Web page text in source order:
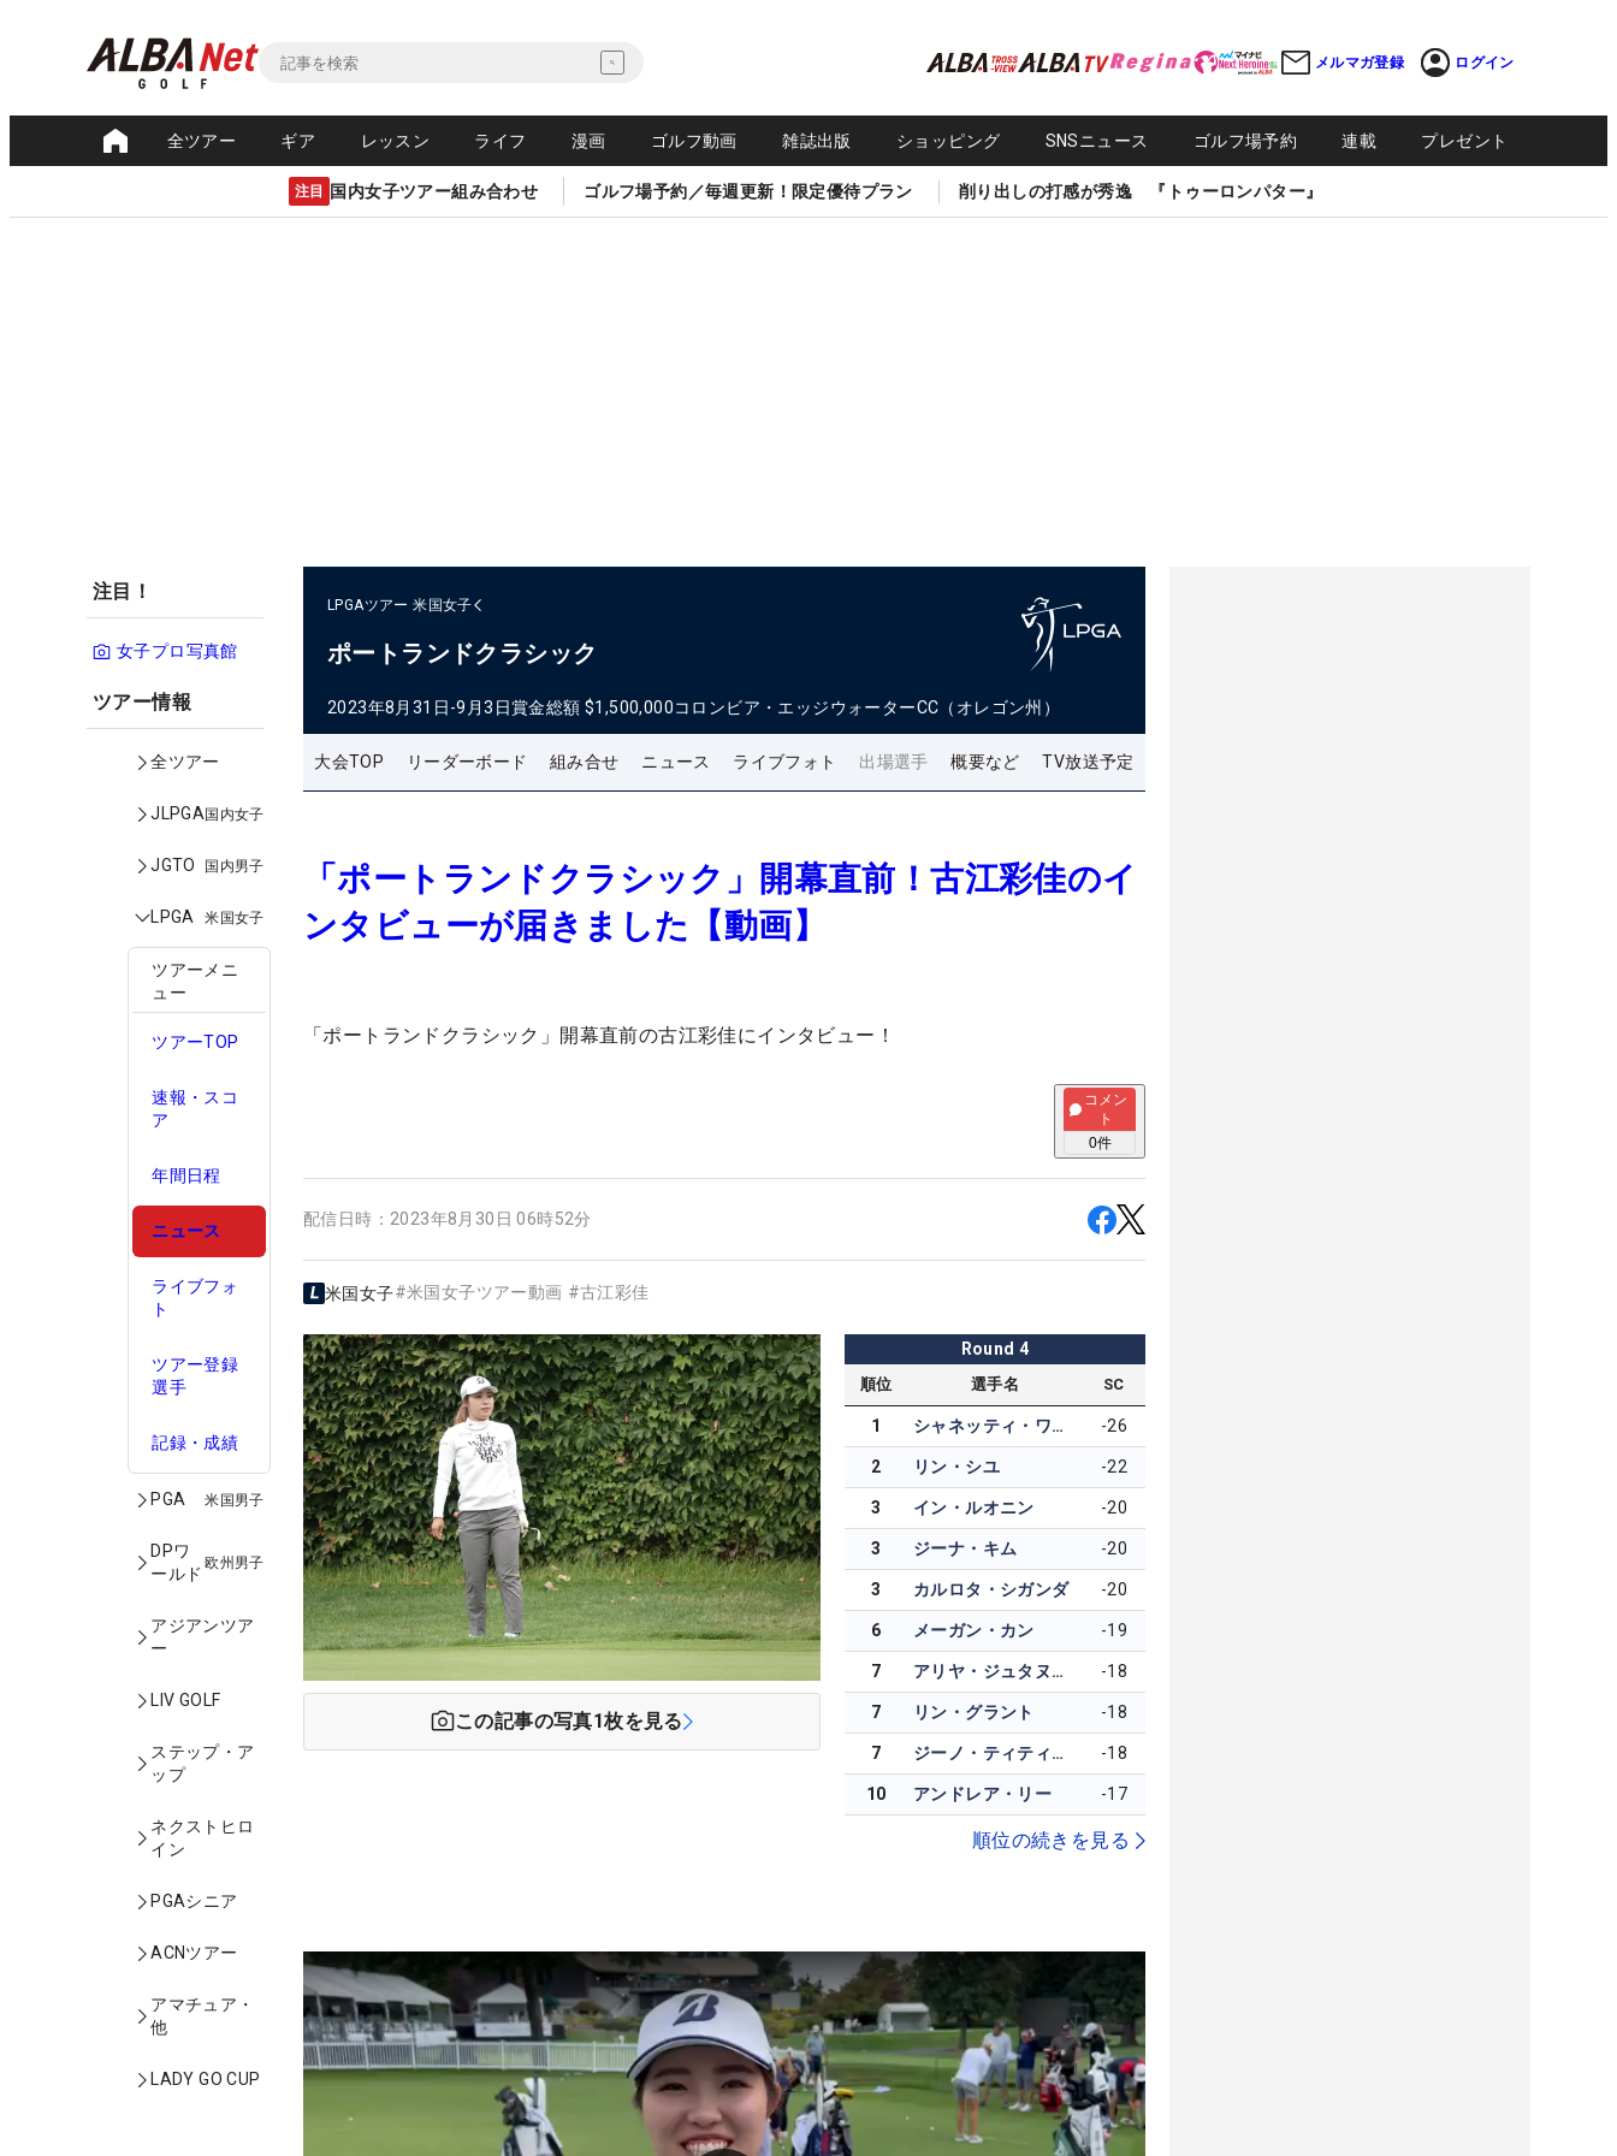
メルマガ登録 ログイン
全ツアー ギア レッスン ライフ 漫画 ゴルフ動画 雑誌出版 ショッピング SNSニュース ゴルフ場予約 連載 プレゼント
注目 国内女子ツアー組み合わせ ゴルフ場予約／毎週更新！限定優待プラン 削り出しの打感が秀逸 『トゥーロンパター』
注目！
女子プロ写真館
ツアー情報
全ツアー
JLPGA国内女子
JGTO 国内男子
LPGA 米国女子
ツアーメニ
ュー
ツアーTOP
速報・スコ
ア
年間日程
ニュース
ライブフォ
ト
ツアー登録
選手
記録・成績
PGA 米国男子
DPワ
ールド
欧州男子
アジアンツア
ー
LIV GOLF
ステップ・ア
ップ
ネクストヒロ
イン
PGAシニア
ACNツアー
アマチュア・
他
LADY GO CUP
LPGAツアー 米国女子
ポートランドクラシック
2023年8月31日-9月3日賞金総額 $1,500,000コロンビア・エッジウォーターCC（オレゴン州）
大会TOP リーダーボード 組み合せ ニュース ライブフォト 出場選手 概要など TV放送予定
「ポートランドクラシック」開幕直前！古江彩佳のイ
ンタビューが届きました【動画】
「ポートランドクラシック」開幕直前の古江彩佳にインタビュー！
コメン
ト
0件
配信日時： 2023年8月30日 06時52分
米国女子#米国女子ツアー動画 #古江彩佳
この記事の写真1枚を見る
Round 4
順位 選手名 SC
1 シャネッティ・ワナセン -26
2 リン・シユ -22
3 イン・ルオニン -20
3 ジーナ・キム -20
3 カルロタ・シガンダ -20
6 メーガン・カン -19
7 アリヤ・ジュタヌガーン -18
7 リン・グラント -18
7 ジーノ・ティティクル -18
10 アンドレア・リー -17
順位の続きを見る